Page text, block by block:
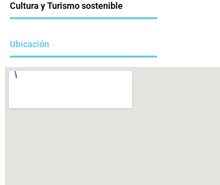
Cultura y Turismo sostenible
Ubicación